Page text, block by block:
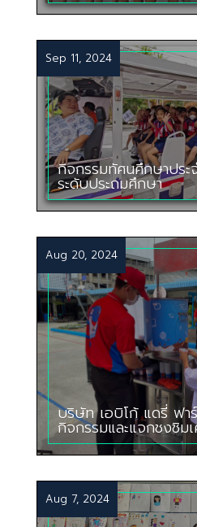
กิจกรรมทัศนศึกษาประ
ระดับประถมศึกษา
Sep 11, 2024
บริษัท เอบิโก้ แดรี่ ฟา
กิจกรรมและแจกชงชิม
Aug 20, 2024
Aug 7, 2024